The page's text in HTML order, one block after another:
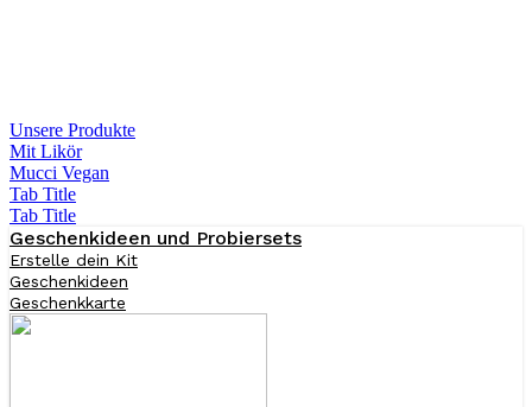
Unsere Produkte
Mit Likör
Mucci Vegan
Tab Title
Tab Title
Geschenkideen und Probiersets
Erstelle dein Kit
Geschenkideen
Geschenkkarte